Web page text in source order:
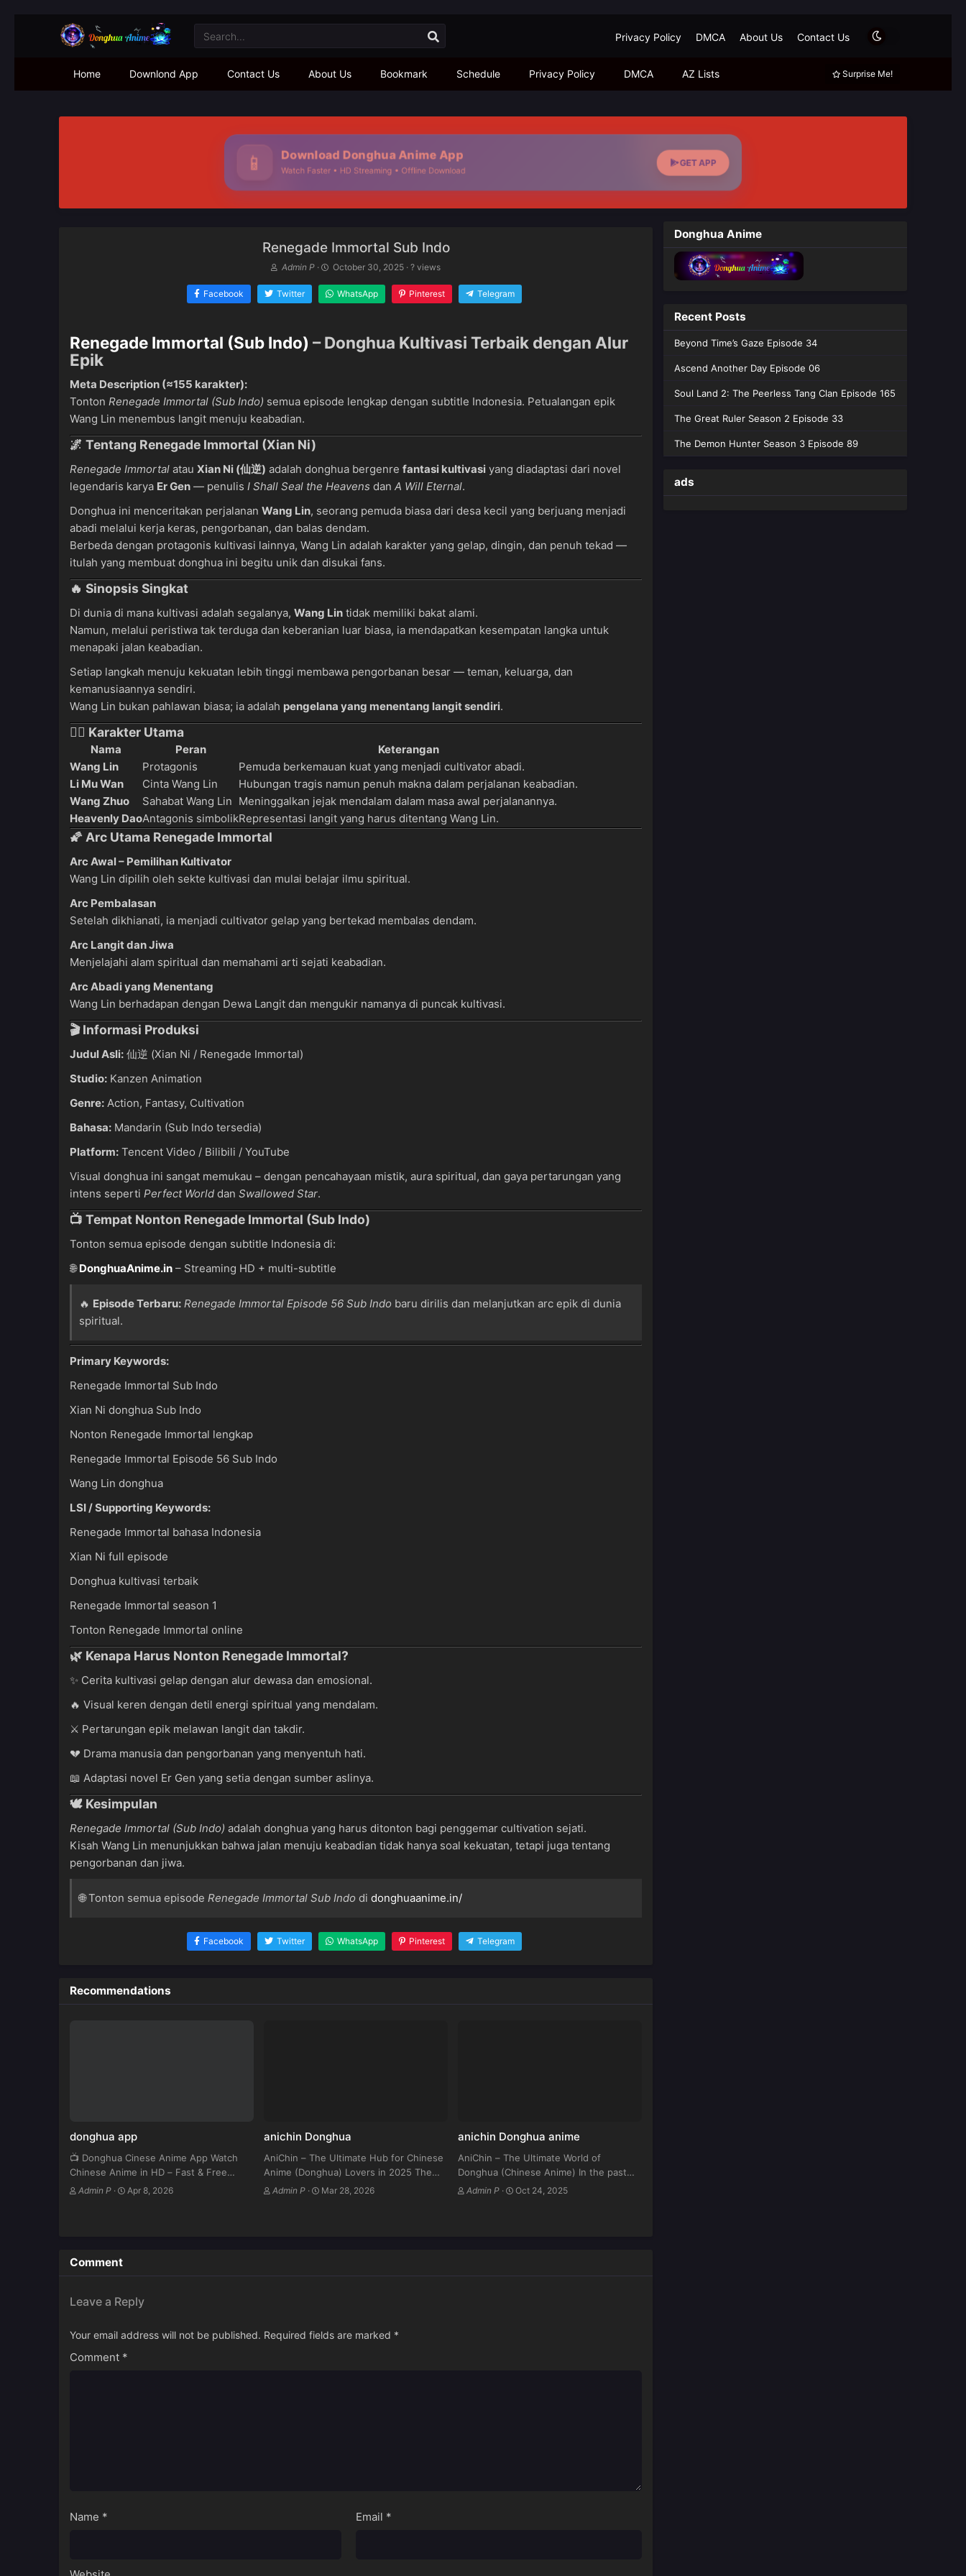
Privacy Policy DMCA About Us Contact Us
Home Downlond App Contact Us About Us Bookmark Schedule Privacy Policy DMCA AZ Lists Surprise Me!
Download Donghua Anime App
Watch Faster • HD Streaming • Offline Download
GET APP
Renegade Immortal Sub Indo
Admin P · October 30, 2025 · ? views
Facebook Twitter WhatsApp Pinterest Telegram
Renegade Immortal (Sub Indo) – Donghua Kultivasi Terbaik dengan Alur
Epik
Meta Description (≈155 karakter):
Tonton Renegade Immortal (Sub Indo) semua episode lengkap dengan subtitle Indonesia. Petualangan epik
Wang Lin menembus langit menuju keabadian.
🌌 Tentang Renegade Immortal (Xian Ni)
Renegade Immortal atau Xian Ni (仙逆) adalah donghua bergenre fantasi kultivasi yang diadaptasi dari novel
legendaris karya Er Gen — penulis I Shall Seal the Heavens dan A Will Eternal.
Donghua ini menceritakan perjalanan Wang Lin, seorang pemuda biasa dari desa kecil yang berjuang menjadi
abadi melalui kerja keras, pengorbanan, dan balas dendam.
Berbeda dengan protagonis kultivasi lainnya, Wang Lin adalah karakter yang gelap, dingin, dan penuh tekad —
itulah yang membuat donghua ini begitu unik dan disukai fans.
🔥 Sinopsis Singkat
Di dunia di mana kultivasi adalah segalanya, Wang Lin tidak memiliki bakat alami.
Namun, melalui peristiwa tak terduga dan keberanian luar biasa, ia mendapatkan kesempatan langka untuk
menapaki jalan keabadian.
Setiap langkah menuju kekuatan lebih tinggi membawa pengorbanan besar — teman, keluarga, dan
kemanusiaannya sendiri.
Wang Lin bukan pahlawan biasa; ia adalah pengelana yang menentang langit sendiri.
🧙‍♂️ Karakter Utama
Nama Peran
Keterangan
Wang Lin
Protagonis
Pemuda berkemauan kuat yang menjadi cultivator abadi.
Li Mu Wan
Cinta Wang Lin
Hubungan tragis namun penuh makna dalam perjalanan keabadian.
Wang Zhuo
Sahabat Wang Lin Meninggalkan jejak mendalam dalam masa awal perjalanannya.
Heavenly DaoAntagonis simbolikRepresentasi langit yang harus ditentang Wang Lin.
🌠 Arc Utama Renegade Immortal
Arc Awal – Pemilihan Kultivator
Wang Lin dipilih oleh sekte kultivasi dan mulai belajar ilmu spiritual.
Arc Pembalasan
Setelah dikhianati, ia menjadi cultivator gelap yang bertekad membalas dendam.
Arc Langit dan Jiwa
Menjelajahi alam spiritual dan memahami arti sejati keabadian.
Arc Abadi yang Menentang
Wang Lin berhadapan dengan Dewa Langit dan mengukir namanya di puncak kultivasi.
🎬 Informasi Produksi
Judul Asli: 仙逆 (Xian Ni / Renegade Immortal)
Studio: Kanzen Animation
Genre: Action, Fantasy, Cultivation
Bahasa: Mandarin (Sub Indo tersedia)
Platform: Tencent Video / Bilibili / YouTube
Visual donghua ini sangat memukau – dengan pencahayaan mistik, aura spiritual, dan gaya pertarungan yang
intens seperti Perfect World dan Swallowed Star.
📺 Tempat Nonton Renegade Immortal (Sub Indo)
Tonton semua episode dengan subtitle Indonesia di:
🌐DonghuaAnime.in – Streaming HD + multi-subtitle
🔥 Episode Terbaru: Renegade Immortal Episode 56 Sub Indo baru dirilis dan melanjutkan arc epik di dunia
spiritual.
Primary Keywords:
Renegade Immortal Sub Indo
Xian Ni donghua Sub Indo
Nonton Renegade Immortal lengkap
Renegade Immortal Episode 56 Sub Indo
Wang Lin donghua
LSI / Supporting Keywords:
Renegade Immortal bahasa Indonesia
Xian Ni full episode
Donghua kultivasi terbaik
Renegade Immortal season 1
Tonton Renegade Immortal online
🌿 Kenapa Harus Nonton Renegade Immortal?
✨ Cerita kultivasi gelap dengan alur dewasa dan emosional.
🔥 Visual keren dengan detil energi spiritual yang mendalam.
⚔️ Pertarungan epik melawan langit dan takdir.
💔 Drama manusia dan pengorbanan yang menyentuh hati.
📖 Adaptasi novel Er Gen yang setia dengan sumber aslinya.
🕊️ Kesimpulan
Renegade Immortal (Sub Indo) adalah donghua yang harus ditonton bagi penggemar cultivation sejati.
Kisah Wang Lin menunjukkan bahwa jalan menuju keabadian tidak hanya soal kekuatan, tetapi juga tentang
pengorbanan dan jiwa.
🌐 Tonton semua episode Renegade Immortal Sub Indo di donghuaanime.in/
Facebook Twitter WhatsApp Pinterest Telegram
Recommendations
donghua app
📺 Donghua Cinese Anime App Watch
Chinese Anime in HD – Fast & Free
Streaming ⬇ Download Now 🔥
Admin P · Apr 8, 2026
anichin Donghua
AniChin – The Ultimate Hub for Chinese
Anime (Donghua) Lovers in 2025 The
world of Chinese Anime, or Donghua, is
Admin P· Mar 28, 2026
anichin Donghua anime
AniChin – The Ultimate World of
Donghua (Chinese Anime) In the past
few years, Chinese anime, known as
Admin P· Oct 24, 2025
Comment
Leave a Reply
Your email address will not be published. Required fields are marked *
Comment *
Name * Email *
Donghua Anime
Recent Posts
Beyond Time’s Gaze Episode 34
Ascend Another Day Episode 06
Soul Land 2: The Peerless Tang Clan Episode 165
The Great Ruler Season 2 Episode 33
The Demon Hunter Season 3 Episode 89
ads